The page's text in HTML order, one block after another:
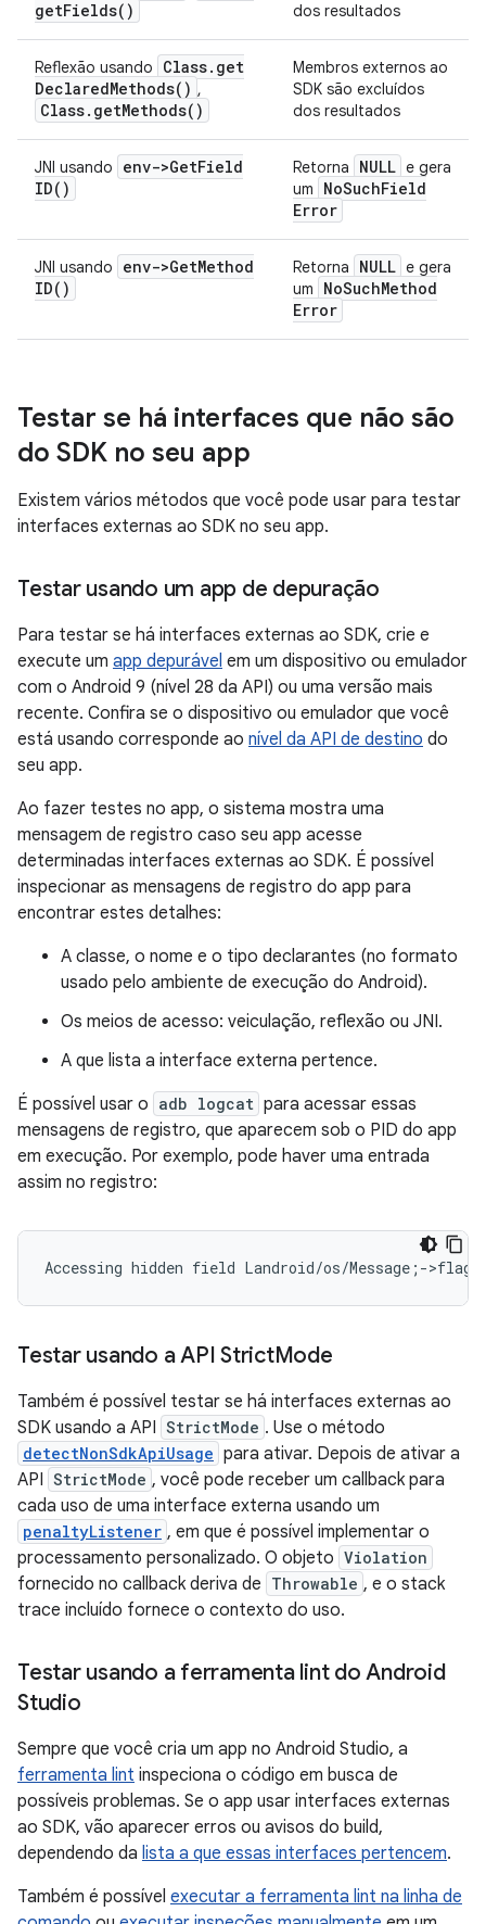
getFields( )
dos resultados
Reflexão usando Class. get
DeclaredMethods( ) ,
Class. getMethods( )
Membros externos ao
SDK são excluídos
dos resultados
JNI usando env->GetField
ID( )
Retorna NULL e gera
um
NoSuchField
Error
JNI usando env->GetMethod
ID( )
Retorna NULL e gera
um
NoSuchMethod
Error
Testar se há interfaces que não são
do SDK no seu app
Existem vários métodos que você pode usar para testar
interfaces externas ao SDK no seu app.
Testar usando um app de depuração
Para testar se há interfaces externas ao SDK, crie e
execute um app depurável em um dispositivo ou emulador
com o Android 9 (nível 28 da API) ou uma versão mais
recente. Confira se o dispositivo ou emulador que você
está usando corresponde ao nível da API de destino do
seu app.
Ao fazer testes no app, o sistema mostra uma
mensagem de registro caso seu app acesse
determinadas interfaces externas ao SDK. É possível
inspecionar as mensagens de registro do app para
encontrar estes detalhes:
A classe, o nome e o tipo declarantes (no formato
usado pelo ambiente de execução do Android).
Os meios de acesso: veiculação, reflexão ou JNI.
A que lista a interface externa pertence.
É possível usar o adb logcat para acessar essas
mensagens de registro, que aparecem sob o PID do app
em execução. Por exemplo, pode haver uma entrada
assim no registro:
Testar usando a API StrictMode
Também é possível testar se há interfaces externas ao
SDK usando a API StrictMode . Use o método
detectNonSdkApiUsage para ativar. Depois de ativar a
API StrictMode , você pode receber um callback para
cada uso de uma interface externa usando um
penaltyListener , em que é possível implementar o
processamento personalizado. O objeto Violation
fornecido no callback deriva de Throwable , e o stack
trace incluído fornece o contexto do uso.
Testar usando a ferramenta lint do Android
Studio
Sempre que você cria um app no Android Studio, a
ferramenta lint inspeciona o código em busca de
possíveis problemas. Se o app usar interfaces externas
ao SDK, vão aparecer erros ou avisos do build,
dependendo da lista a que essas interfaces pertencem.
Também é possível executar a ferramenta lint na linha de